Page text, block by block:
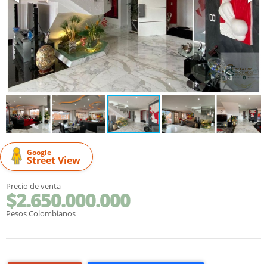
Google
Street View
Precio de venta
$2.650.000.000
Pesos Colombianos